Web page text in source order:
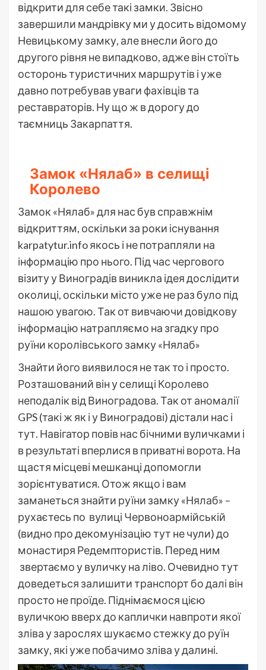
відкрити для себе такі замки. Звісно
завершили мандрівку ми у досить відомому
Невицькому замку, але внесли його до
другого рівня не випадково, адже він стоїть
осторонь туристичних маршрутів і уже
давно потребував уваги фахівців та
реставраторів. Ну що ж в дорогу до
таємниць Закарпаття.
Замок «Нялаб» в селищі
Королево
Замок «Нялаб» для нас був справжнім
відкриттям, оскільки за роки існування
karpatytur.info якось і не потрапляли на
інформацію про нього. Під час чергового
візиту у Виноградів виникла ідея дослідити
околиці, оскільки місто уже не раз було під
нашою увагою. Так от вивчаючи довідкову
інформацію натрапляємо на згадку про
руїни королівського замку «Нялаб»
Знайти його виявилося не так то і просто.
Розташований він у селищі Королево
неподалік від Виноградова. Так от аномалії
GPS (такі ж як і у Виноградові) дістали нас і
тут. Навігатор повів нас бічними вуличками і
в результаті вперлися в приватні ворота. На
щастя місцеві мешканці допомогли
зорієнтуватися. Отож якщо і вам
заманеться знайти руїни замку «Нялаб» –
рухаєтесь по вулиці Червоноармійській
(видно про декомунізацію тут не чули) до
монастиря Редемптористів. Перед ним
звертаємо у вуличку на ліво. Очевидно тут
доведеться залишити транспорт бо далі він
просто не проїде. Піднімаємося цією
вуличкою вверх до каплички навпроти якої
зліва у зарослях шукаємо стежку до руїн
замку, які уже побачимо зліва у далині.